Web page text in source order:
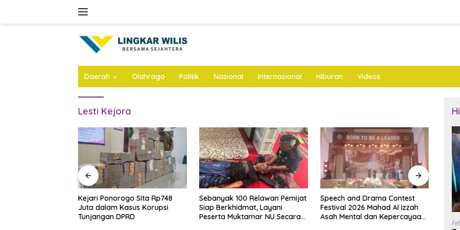
Daerah Olahraga Politik Nasional Internasional Hiburan Videos
Lesti Kejora
Sebanyak 100 Relawan Pemijat
Siap Berkhidmat, Layani
Peserta Muktamar NU Secara
Speech and Drama Contest
Festival 2026 Mahad Al Izzah
Asah Mental dan Kepercayaan
YANMU Wakafkan Dua
Ambulans dan 3.000 Al-Qur’an
untuk Muktamar NU di